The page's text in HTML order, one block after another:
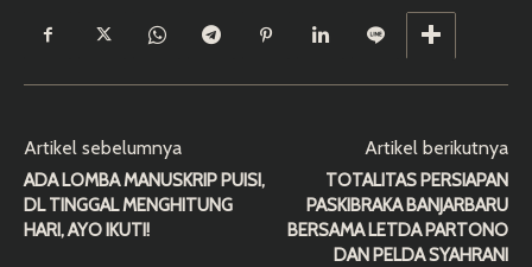
Artikel sebelumnya
ADA LOMBA MANUSKRIP PUISI,
DL TINGGAL MENGHITUNG
HARI, AYO IKUTI!
Artikel berikutnya
TOTALITAS PERSIAPAN
PASKIBRAKA BANJARBARU
BERSAMA LETDA PARTONO
DAN PELDA SYAHRANI